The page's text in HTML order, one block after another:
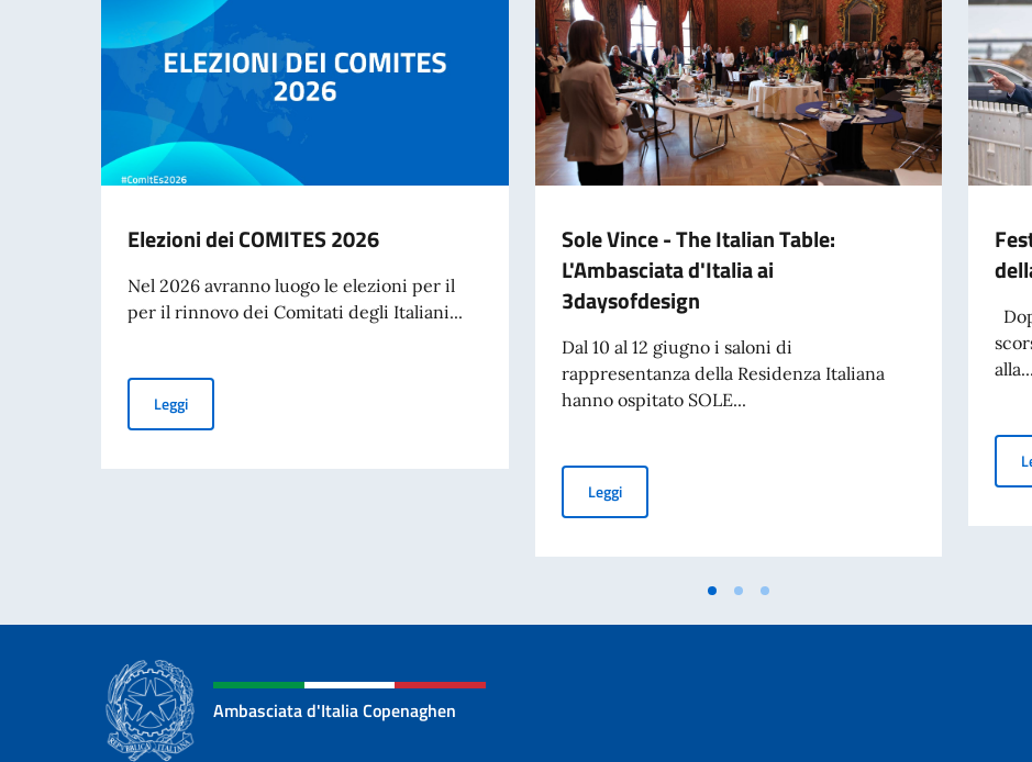
Elezioni dei COMITES 2026
Nel 2026 avranno luogo le elezioni per il
per il rinnovo dei Comitati degli Italiani...
LeggiElezioni dei COMITES 2026
Sole Vince - The Italian Table:
L'Ambasciata d'Italia ai
3daysofdesign
Dal 10 al 12 giugno i saloni di
rappresentanza della Residenza Italiana
hanno ospitato SOLE...
LeggiSole Vince - The Italian Table: L'Ambasciata d'Italia ai
alla...
Ambasciata d'Italia Copenaghen